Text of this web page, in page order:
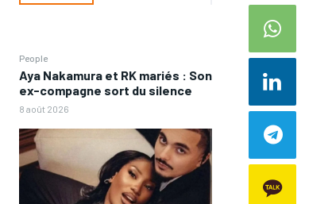
People
Aya Nakamura et RK mariés : Son
ex-compagne sort du silence
8 août 2026